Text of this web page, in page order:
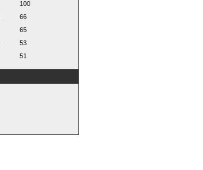
100
66
65
53
51